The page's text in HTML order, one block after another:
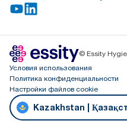
© Essity
Условия использования
Политика конфиденциальности
Настройки файлов cookie
Kazakhstan |